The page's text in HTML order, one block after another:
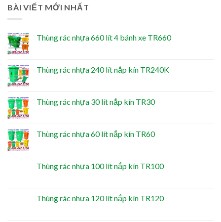
BÀI VIẾT MỚI NHẤT
Thùng rác nhựa 660 lít 4 bánh xe TR660
Thùng rác nhựa 240 lít nắp kín TR240K
Thùng rác nhựa 30 lít nắp kín TR30
Thùng rác nhựa 60 lít nắp kín TR60
Thùng rác nhựa 100 lít nắp kín TR100
Thùng rác nhựa 120 lít nắp kín TR120